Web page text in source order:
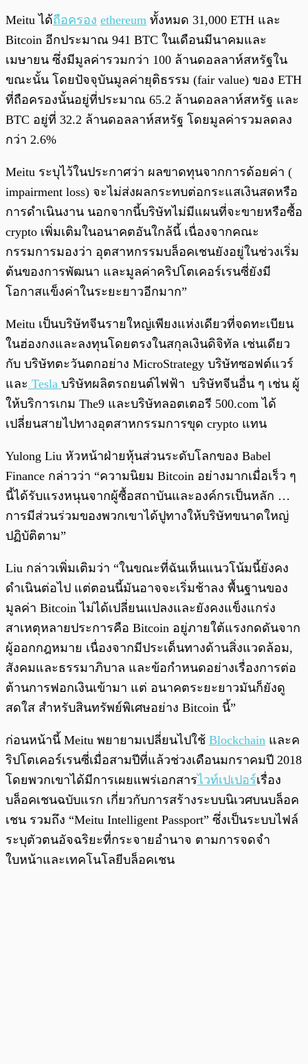
Meitu ได้ถือครอง ethereum ทั้งหมด 31,000 ETH และ
Bitcoin อีกประมาณ 941 BTC ในเดือนมีนาคมและ
เมษายน ซึ่งมีมูลค่ารวมกว่า 100 ล้านดอลลาห์สหรัฐใน
ขณะนั้น โดยปัจจุบันมูลค่ายุติธรรม (fair value) ของ ETH
ที่ถือครองนั้นอยู่ที่ประมาณ 65.2 ล้านดอลลาห์สหรัฐ และ
BTC อยู่ที่ 32.2 ล้านดอลลาห์สหรัฐ โดยมูลค่ารวมลดลง
กว่า 2.6%
Meitu ระบุไว้ในประกาศว่า ผลขาดทุนจากการด้อยค่า (
impairment loss) จะไม่ส่งผลกระทบต่อกระแสเงินสดหรือ
การดำเนินงาน นอกจากนี้บริษัทไม่มีแผนที่จะขายหรือซื้อ
crypto เพิ่มเติมในอนาคตอันใกล้นี้ เนื่องจากคณะ
กรรมการมองว่า อุตสาหกรรมบล็อคเชนยังอยู่ในช่วงเริ่ม
ต้นของการพัฒนา และมูลค่าคริปโตเคอร์เรนซี่ยังมี
โอกาสแข็งค่าในระยะยาวอีกมาก”
Meitu เป็นบริษัทจีนรายใหญ่เพียงแห่งเดียวที่จดทะเบียน
ในฮ่องกงและลงทุนโดยตรงในสกุลเงินดิจิทัล เช่นเดียว
กับ บริษัทตะวันตกอย่าง MicroStrategy บริษัทซอฟต์แวร์
และ Tesla บริษัทผลิตรถยนต์ไฟฟ้า บริษัทจีนอื่น ๆ เช่น ผู้
ให้บริการเกม The9 และบริษัทลอตเตอรี 500.com ได้
เปลี่ยนสายไปทางอุตสาหกรรมการขุด crypto แทน
Yulong Liu หัวหน้าฝ่ายหุ้นส่วนระดับโลกของ Babel
Finance กล่าวว่า “ความนิยม Bitcoin อย่างมากเมื่อเร็ว ๆ
นี้ได้รับแรงหนุนจากผู้ซื้อสถาบันและองค์กรเป็นหลัก …
การมีส่วนร่วมของพวกเขาได้ปูทางให้บริษัทขนาดใหญ่
ปฏิบัติตาม”
Liu กล่าวเพิ่มเติมว่า “ในขณะที่ฉันเห็นแนวโน้มนี้ยังคง
ดำเนินต่อไป แต่ตอนนี้มันอาจจะเริ่มช้าลง พื้นฐานของ
มูลค่า Bitcoin ไม่ได้เปลี่ยนแปลงและยังคงแข็งแกร่ง
สาเหตุหลายประการคือ Bitcoin อยู่ภายใต้แรงกดดันจาก
ผู้ออกกฎหมาย เนื่องจากมีประเด็นทางด้านสิ่งแวดล้อม,
สังคมและธรรมาภิบาล และข้อกำหนดอย่างเรื่องการต่อ
ต้านการฟอกเงินเข้ามา แต่ อนาคตระยะยาวมันก็ยังดู
สดใส สำหรับสินทรัพย์พิเศษอย่าง Bitcoin นี้”
ก่อนหน้านี้ Meitu พยายามเปลี่ยนไปใช้ Blockchain และค
ริปโตเคอร์เรนซี่เมื่อสามปีที่แล้วช่วงเดือนมกราคมปี 2018
โดยพวกเขาได้มีการเผยแพร่เอกสารไวท์เปเปอร์เรื่อง
บล็อคเชนฉบับแรก เกี่ยวกับการสร้างระบบนิเวศบนบล็อค
เชน รวมถึง “Meitu Intelligent Passport” ซึ่งเป็นระบบไฟล์
ระบุตัวตนอัจฉริยะที่กระจายอำนาจ ตามการจดจำ
ใบหน้าและเทคโนโลยีบล็อคเชน